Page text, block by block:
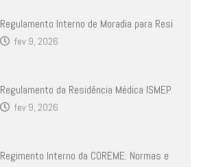
Regulamento Interno de Moradia para Resi
fev 9, 2026
Regulamento da Residência Médica ISMEP
fev 9, 2026
Regimento Interno da COREME: Normas e